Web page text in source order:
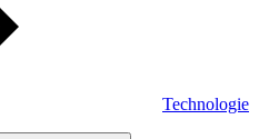
Technologie